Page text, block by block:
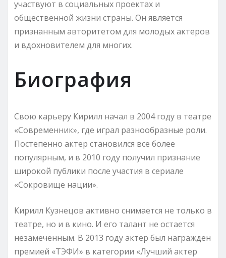
участвуют в социальных проектах и
общественной жизни страны. Он является
признанным авторитетом для молодых актеров
и вдохновителем для многих.
Биография
Свою карьеру Кирилл начал в 2004 году в театре
«Современник», где играл разнообразные роли.
Постепенно актер становился все более
популярным, и в 2010 году получил признание
широкой публики после участия в сериале
«Сокровище нации».
Кирилл Кузнецов активно снимается не только в
театре, но и в кино. И его талант не остается
незамеченным. В 2013 году актер был награжден
премией «ТЭФИ» в категории «Лучший актер